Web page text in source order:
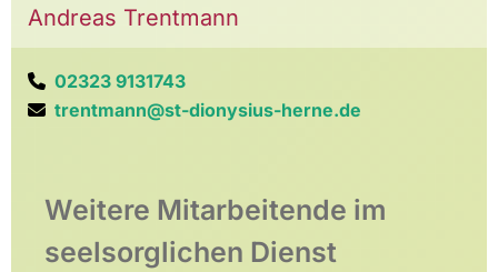
Andreas Trentmann
 02323 9131743
 trentmann@st-dionysius-herne.de
Weitere Mitarbeitende im
seelsorglichen Dienst